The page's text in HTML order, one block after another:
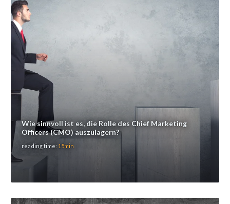
Wie sinnvoll ist es, die Rolle des Chief Marketing
Officers (CMO) auszulagern?
reading time: 15min